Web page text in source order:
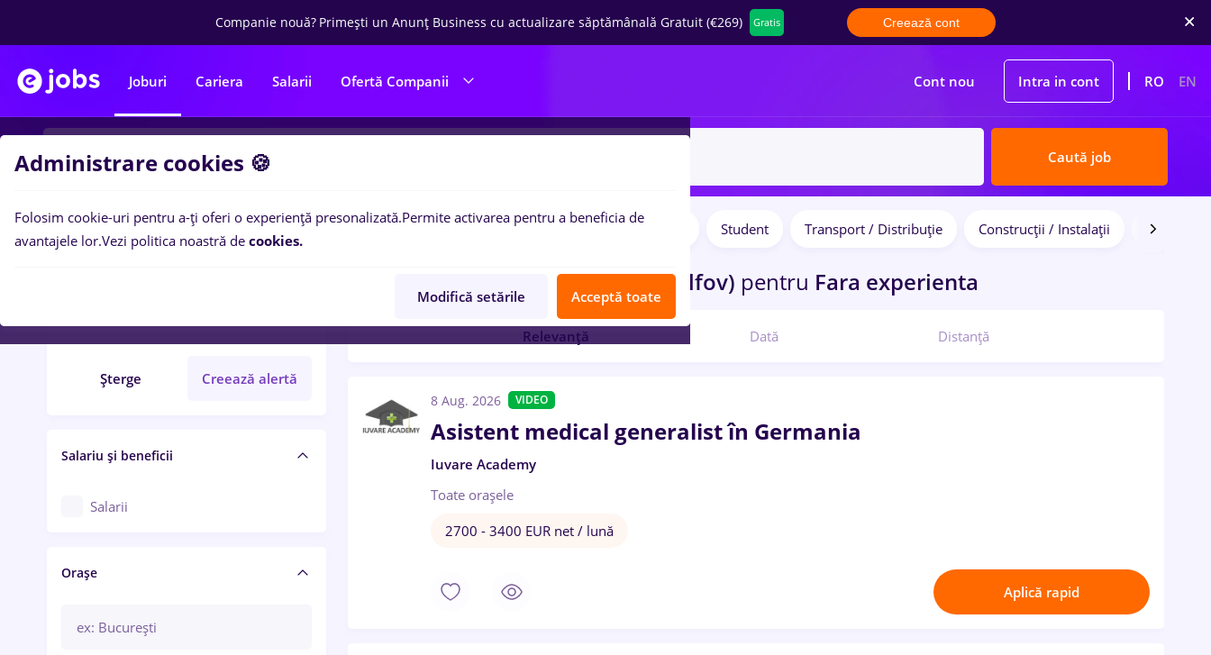
Companie nouă? Primești un Anunț Business cu actualizare săptămânală Gratuit (€269) Gratis Creează cont
Joburi Cariera Salarii Ofertă Companii Cont nou Intra in cont RO EN
Caută job
Filtre
Șterge Creează alertă
Salariu și beneficii
Salarii
Orașe
Student Transport / Distribuție Construcții / Instalații Bănci
inBranesti (Ilfov) pentru Fara experienta
Relevanță Dată Distanță
8 Aug. 2026 VIDEO
Asistent medical generalist în Germania
Iuvare Academy
Toate oraşele
2700 - 3400 EUR net / lună
Aplică rapid
Administrare cookies 🍪
Folosim cookie-uri pentru a-ți oferi o experiență presonalizată.Permite activarea pentru a beneficia de
avantajele lor.Vezi politica noastră de cookies.
Modifică setările Acceptă toate